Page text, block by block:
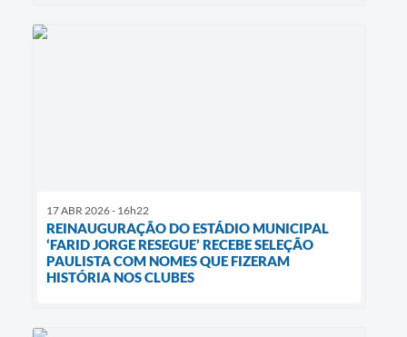
17 ABR 2026 - 16h22
REINAUGURAÇÃO DO ESTÁDIO MUNICIPAL
‘FARID JORGE RESEGUE’ RECEBE SELEÇÃO
PAULISTA COM NOMES QUE FIZERAM
HISTÓRIA NOS CLUBES